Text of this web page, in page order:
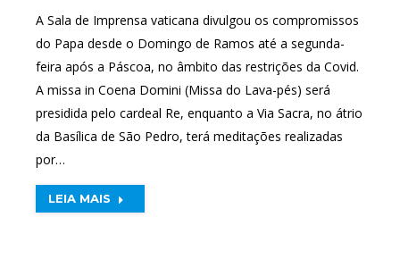
A Sala de Imprensa vaticana divulgou os compromissos
do Papa desde o Domingo de Ramos até a segunda-
feira após a Páscoa, no âmbito das restrições da Covid.
A missa in Coena Domini (Missa do Lava-pés) será
presidida pelo cardeal Re, enquanto a Via Sacra, no átrio
da Basílica de São Pedro, terá meditações realizadas
por…
LEIA MAIS